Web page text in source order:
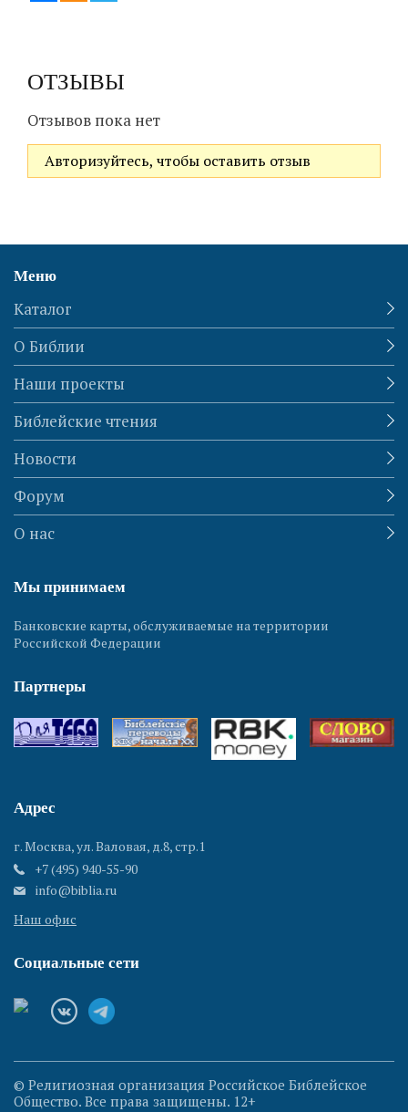
ОТЗЫВЫ
Отзывов пока нет
Авторизуйтесь, чтобы оставить отзыв
Меню
Каталог
О Библии
Наши проекты
Библейские чтения
Новости
Форум
О нас
Мы принимаем
Банковские карты, обслуживаемые на территории
Российской Федерации
Партнеры
Адрес
г. Москва, ул. Валовая, д.8, стр.1
+7 (495) 940-55-90
info@biblia.ru
Наш офис
Социальные сети
© Религиозная организация Российское Библейское
Общество. Все права защищены. 12+